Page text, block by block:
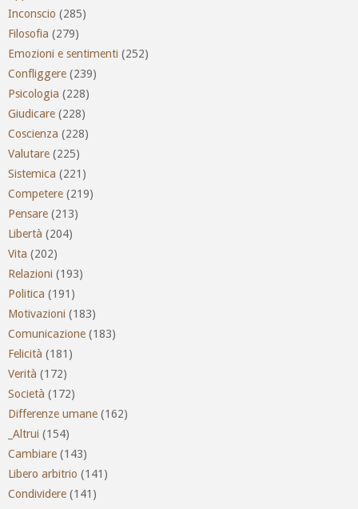
Inconscio (285)
Filosofia (279)
Emozioni e sentimenti (252)
Confliggere (239)
Psicologia (228)
Giudicare (228)
Coscienza (228)
Valutare (225)
Sistemica (221)
Competere (219)
Pensare (213)
Libertà (204)
Vita (202)
Relazioni (193)
Politica (191)
Motivazioni (183)
Comunicazione (183)
Felicità (181)
Verità (172)
Società (172)
Differenze umane (162)
_Altrui (154)
Cambiare (143)
Libero arbitrio (141)
Condividere (141)